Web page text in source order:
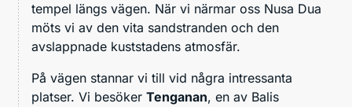
tempel längs vägen. När vi närmar oss Nusa Dua
möts vi av den vita sandstranden och den
avslappnade kuststadens atmosfär.
På vägen stannar vi till vid några intressanta
platser. Vi besöker Tenganan, en av Balis